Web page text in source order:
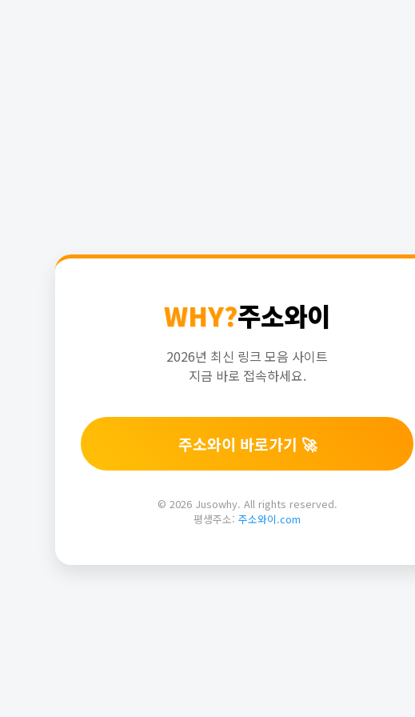
WHY?주소와이
2026년 최신 링크 모음 사이트
지금 바로 접속하세요.
주소와이 바로가기 🚀
© 2026 Jusowhy. All rights reserved.
평생주소: 주소와이.com